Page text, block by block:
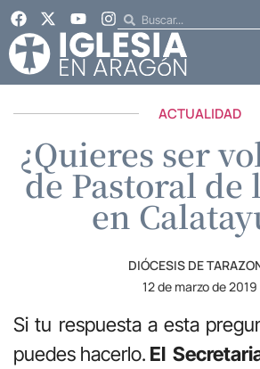
ACTUALIDAD
¿Quieres ser
de Pastoral de
en
DIÓCESIS DE
12 de marzo de 2019
Si tu respuesta a esta
puedes hacerlo. El